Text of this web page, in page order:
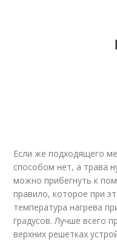
Если же подходящего
способом нет, а трава
можно прибегнуть к
правило, которое при
температура нагрева
градусов. Лучше всего
верхних решетках